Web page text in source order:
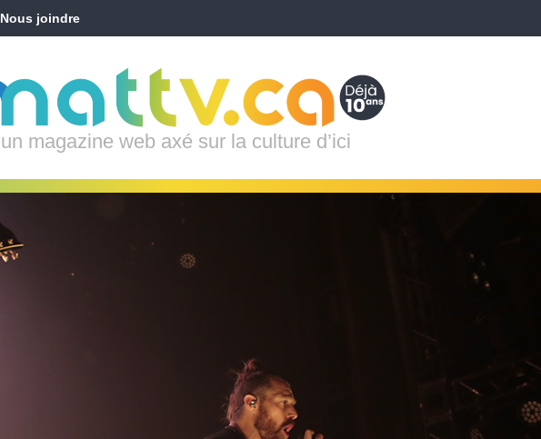
Nous joindre
un magazine web axé sur la culture d’ici